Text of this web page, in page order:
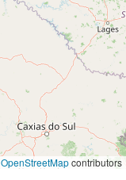
OpenStreetMapcontributors